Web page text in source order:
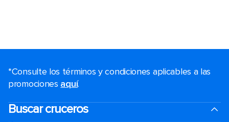
*Consulte los términos y condiciones aplicables a las
promociones aquí.
Buscar cruceros